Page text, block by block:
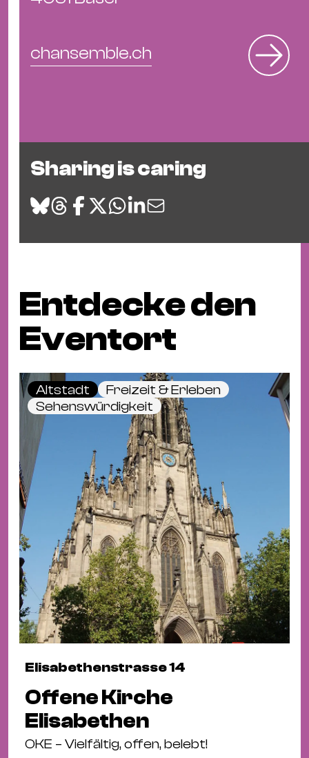
chansemble.ch
Sharing is caring
Entdecke den
Eventort
Altstadt
Freizeit & Erleben
Sehenswürdigkeit
Elisabethenstrasse 14
Offene Kirche
Elisabethen
OKE – Vielfältig, offen, belebt!